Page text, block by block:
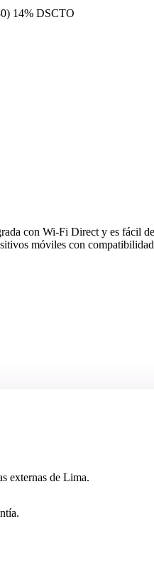
14% DSCTO
con Wi-Fi Direct y es fácil
móviles con
externas de Lima.